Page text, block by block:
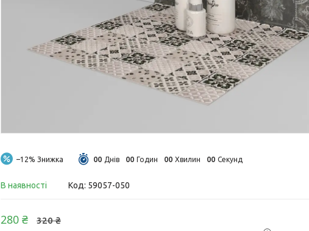
–12% 00 Днів 00 Годин 00 Хвилин 00 Секунд
В наявності Код: 59057-050
320 ₴
280 ₴